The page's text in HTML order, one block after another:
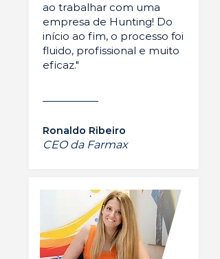
ao trabalhar com uma
empresa de Hunting! Do
início ao fim, o processo foi
fluido, profissional e muito
eficaz."
Ronaldo Ribeiro
CEO da Farmax